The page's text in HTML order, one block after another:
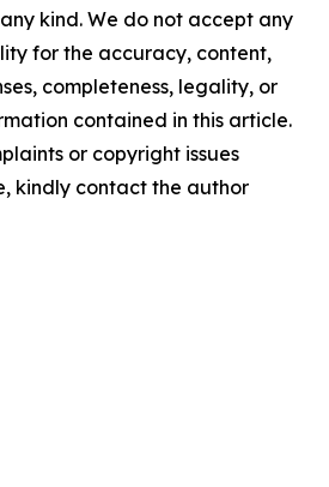
kind. We do not accept any
for the accuracy, content,
completeness, legality, or
contained in this article.
or copyright issues
kindly contact the author